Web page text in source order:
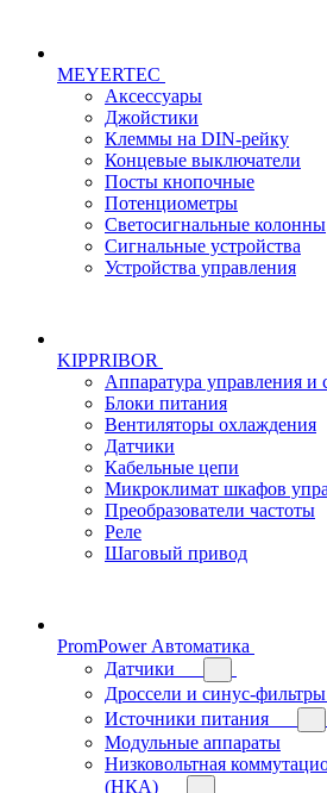
MEYERTEC
Аксессуары
Джойстики
Клеммы на DIN-рейку
Концевые выключатели
Посты кнопочные
Потенциометры
Светосигнальные колонны
Сигнальные устройства
Устройства управления
KIPPRIBOR
Аппаратура управления и
Блоки питания
Вентиляторы охлаждения
Датчики
Кабельные цепи
Микроклимат шкафов
Преобразователи частоты
Реле
Шаговый привод
PromPower Автоматика
Датчики
Дроссели и синус-фильтры
Источники питания
Модульные аппараты
Низковольтная
(НКА)